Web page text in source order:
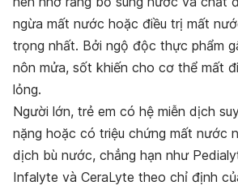
ngừa mất nước hoặc điều trị mất
trọng nhất. Bởi ngộ độc thực phẩm
nôn mửa, sốt khiến cho cơ thể mất
lỏng.
Người lớn, trẻ em có hệ miễn dịch
nặng hoặc có triệu chứng mất nước
dịch bù nước, chẳng hạn như
Infalyte và CeraLyte theo chỉ định